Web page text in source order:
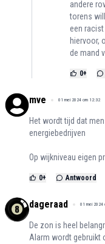
andere
torens
een
hiervoor,
de mand
0+
mve 01 mei 2024 om 12:32
Het wordt tijd dat
energiebedrijven
Op wijkniveau eigen
0+ Antwoord
dageraad 01 mei 2024
De zon is heel
Alarm wordt gebruikt